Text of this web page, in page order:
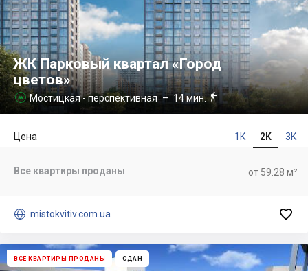
ЖК Парковый квартал «Город
цветов»
 Мостицкая - перспективная – 14 мин. 
1К 2К 3К
Цена
от 59.28 м²
Все квартиры проданы
 mistokvitiv.com.ua 
ВСЕ КВАРТИРЫ ПРОДАНЫ СДАН